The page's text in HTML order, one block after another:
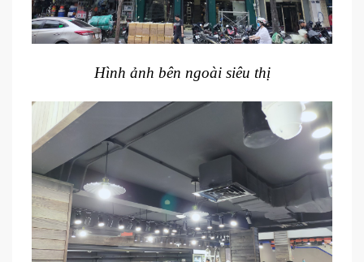
Hình ảnh bên ngoài siêu thị